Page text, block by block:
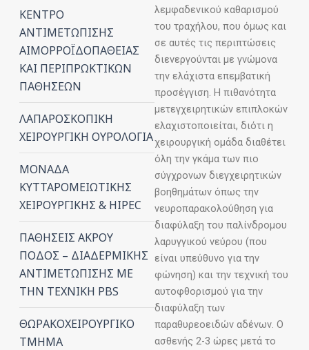
ΚΕΝΤΡΟ
ΑΝΤΙΜΕΤΩΠΙΣΗΣ
ΑΙΜΟΡΡΟΪΔΟΠΑΘΕΙΑΣ
ΚΑΙ ΠΕΡΙΠΡΩΚΤΙΚΩΝ
ΠΑΘΗΣΕΩΝ
ΛΑΠΑΡΟΣΚΟΠΙΚΗ
ΧΕΙΡΟΥΡΓΙΚΗ ΟΥΡΟΛΟΓΙΑ
ΜΟΝΑΔΑ
ΚΥΤΤΑΡΟΜΕΙΩΤΙΚΗΣ
ΧΕΙΡΟΥΡΓΙΚΗΣ & HIPEC
ΠΑΘΗΣΕΙΣ ΑΚΡΟΥ
ΠΟΔΟΣ – ΔΙΑΔΕΡΜΙΚΗΣ
ΑΝΤΙΜΕΤΩΠΙΣΗΣ ΜΕ
ΤΗΝ ΤΕΧΝΙΚΗ PBS
ΘΩΡΑΚΟΧΕΙΡΟΥΡΓΙΚΟ
ΤΜΗΜΑ
λεμφαδενικού καθαρισμού
του τραχήλου, που όμως και
σε αυτές τις περιπτώσεις
διενεργούνται με γνώμονα
την ελάχιστα επεμβατική
προσέγγιση. Η πιθανότητα
μετεγχειρητικών επιπλοκών
ελαχιστοποιείται, διότι η
χειρουργική ομάδα διαθέτει
όλη την γκάμα των πιο
σύγχρονων διεγχειρητικών
βοηθημάτων όπως την
νευροπαρακολούθηση για
διαφύλαξη του παλίνδρομου
λαρυγγικού νεύρου (που
είναι υπεύθυνο για την
φώνηση) και την τεχνική του
αυτοφθορισμού για την
διαφύλαξη των
παραθυρεοειδών αδένων. Ο
ασθενής 2-3 ώρες μετά το